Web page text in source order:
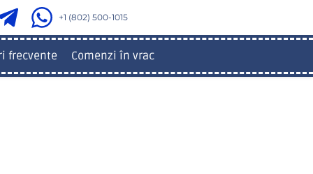
+1 (802) 500-1015
frecvente Comenzi în vrac